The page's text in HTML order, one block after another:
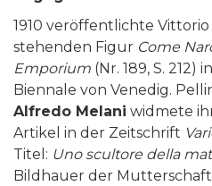
1910 veröffentlichte
stehenden Figur Come
Emporium (Nr. 189, S. 212)
Biennale von Venedig.
Alfredo Melani widmete
Artikel in der Zeitschrift
Titel: Uno scultore della
Bildhauer der